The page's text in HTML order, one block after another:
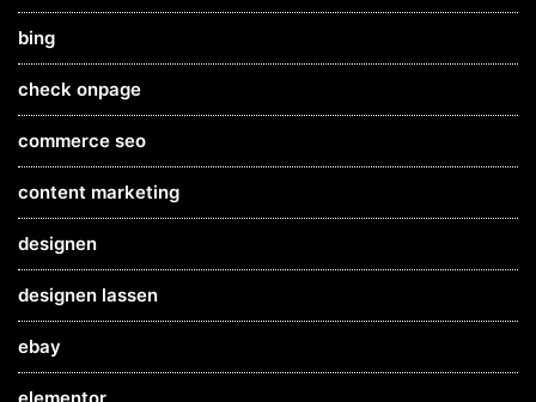
bing
check onpage
commerce seo
content marketing
designen
designen lassen
ebay